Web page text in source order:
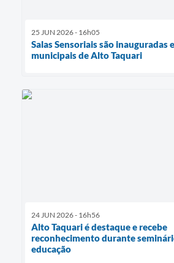
25 JUN 2026 - 16h05
Salas Sensoriais são inauguradas
municipais de Alto Taquari
24 JUN 2026 - 16h56
Alto Taquari é destaque e recebe
reconhecimento durante
educação